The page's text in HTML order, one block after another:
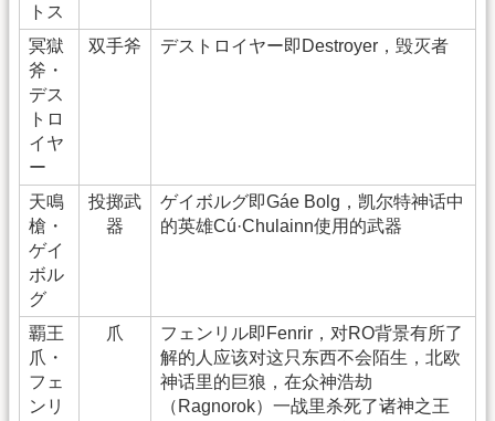
トス
冥獄
斧・
デス
トロ
イヤ
ー
双手斧 デストロイヤー即Destroyer，毁灭者
天鳴
槍・
ゲイ
ボル
グ
投掷武
器
ゲイボルグ即Gáe Bolg，凯尔特神话中
的英雄Cú·Chulainn使用的武器
覇王
爪・
フェ
ンリ
爪
フェンリル即Fenrir，对RO背景有所了
解的人应该对这只东西不会陌生，北欧
神话里的巨狼，在众神浩劫
（Ragnorok）一战里杀死了诸神之王